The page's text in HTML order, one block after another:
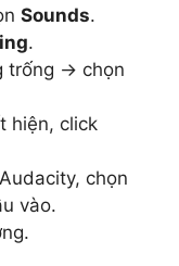
Sounds.
.
trống → chọn
hiện, click
chọn
vào.